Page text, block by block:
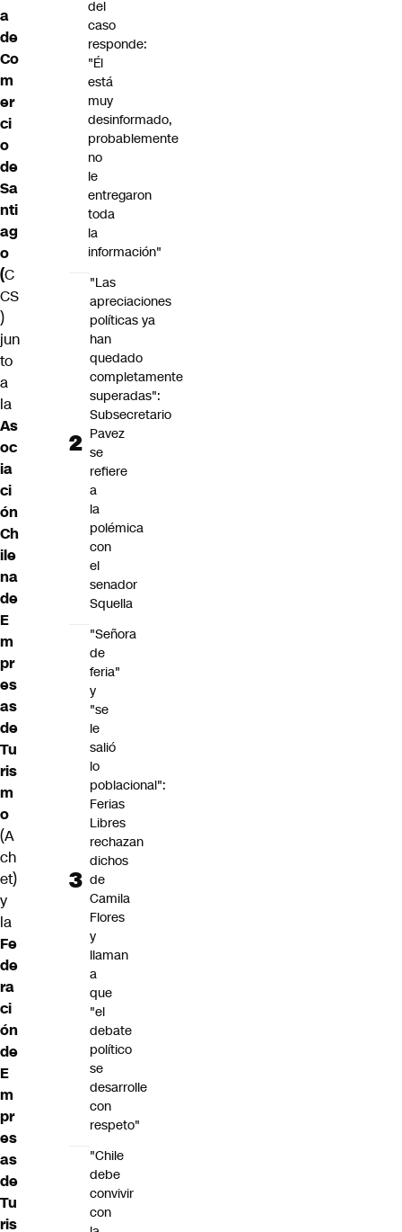
a
de
Co
m
er
ci
o
de
Sa
nti
ag
o
(C
CS
)
jun
to
a
la
As
oc
ia
ci
ón
Ch
ile
na
de
E
m
pr
es
as
de
Tu
ris
m
o
(A
ch
et)
y
la
Fe
de
ra
ci
ón
de
E
m
pr
es
as
de
Tu
ris
del
caso
responde:
"Él
está
muy
desinformado,
probablemente
no
le
entregaron
toda
la
información"
"Las
apreciaciones
políticas ya
han
quedado
completamente
superadas":
Subsecretario
Pavez
se
refiere
a
la
polémica
con
el
senador
Squella
"Señora
de
feria"
y
"se
le
salió
lo
poblacional":
Ferias
Libres
rechazan
dichos
de
Camila
Flores
y
llaman
a
que
"el
debate
político
se
desarrolle
con
respeto"
"Chile
debe
convivir
con